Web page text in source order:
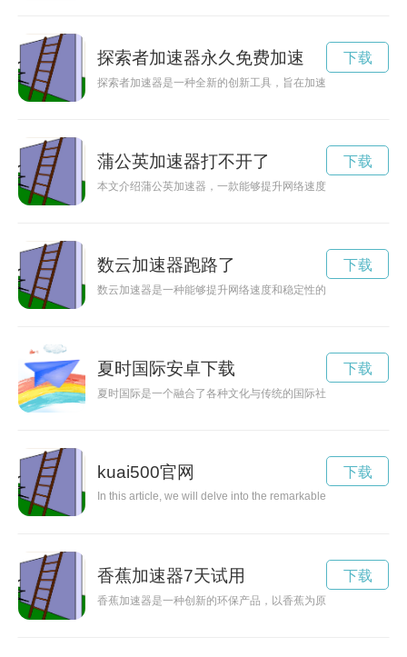
探索者加速器永久免费加速
探索者加速器是一种全新的创新工具，旨在加速创新者的探索
下载
蒲公英加速器打不开了
本文介绍蒲公英加速器，一款能够提升网络速度和保护个人隐
下载
数云加速器跑路了
数云加速器是一种能够提升网络速度和稳定性的新科技，并且
下载
夏时国际安卓下载
夏时国际是一个融合了各种文化与传统的国际社区，让人们能
下载
kuai500官网
In this article, we will delve into the remarkable features and
下载
香蕉加速器7天试用
香蕉加速器是一种创新的环保产品，以香蕉为原料制作而成，
下载